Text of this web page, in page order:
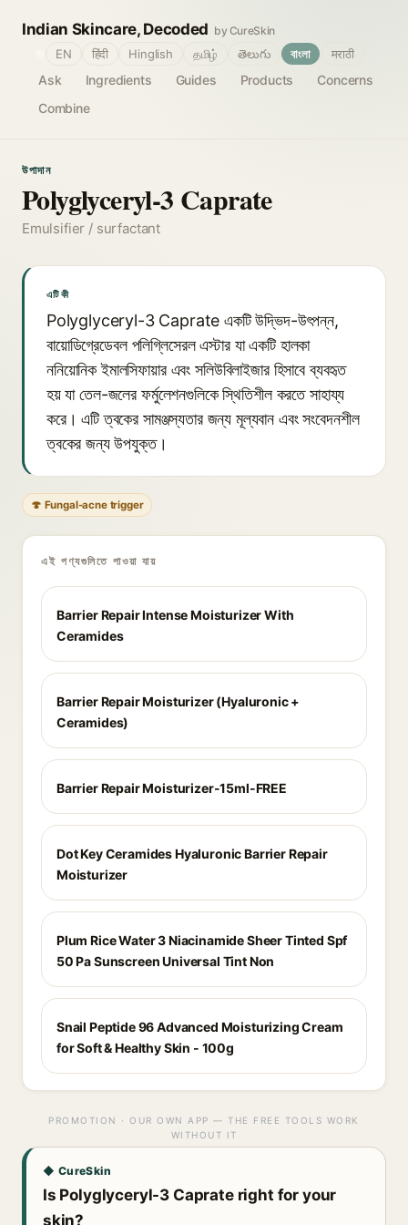
Indian Skincare, Decoded by CureSkin
Ask Ingredients Guides Products
Concerns
Combine
EN हिंदी Hinglish தமிழ் తెలుగు বাংলা मराठी
উপাদান
Polyglyceryl-3 Caprate
Emulsifier / surfactant
এটি কী
Polyglyceryl-3 Caprate একটি উদ্ভিদ-উৎপন্ন,
বায়োডিগ্রেডেবল পলিগ্লিসেরল এস্টার যা একটি হালকা
ননিয়োনিক ইমালসিফায়ার এবং সলিউবিলাইজার হিসাবে ব্যবহৃত
হয় যা তেল-জলের ফর্মুলেশনগুলিকে স্থিতিশীল করতে সাহায্য
করে। এটি ত্বকের সামঞ্জস্যতার জন্য মূল্যবান এবং সংবেদনশীল
ত্বকের জন্য উপযুক্ত।
🍄 Fungal-acne trigger
এই পণ্যগুলিতে পাওয়া যায়
Barrier Repair Intense Moisturizer With
Ceramides
Barrier Repair Moisturizer (Hyaluronic +
Ceramides)
Barrier Repair Moisturizer-15ml-FREE
Dot Key Ceramides Hyaluronic Barrier Repair
Moisturizer
Plum Rice Water 3 Niacinamide Sheer Tinted Spf
50 Pa Sunscreen Universal Tint Non
Snail Peptide 96 Advanced Moisturizing Cream
for Soft & Healthy Skin - 100g
PROMOTION · OUR OWN APP — THE FREE TOOLS WORK
WITHOUT IT
◆ CureSkin
Is Polyglyceryl-3 Caprate right for your
skin?